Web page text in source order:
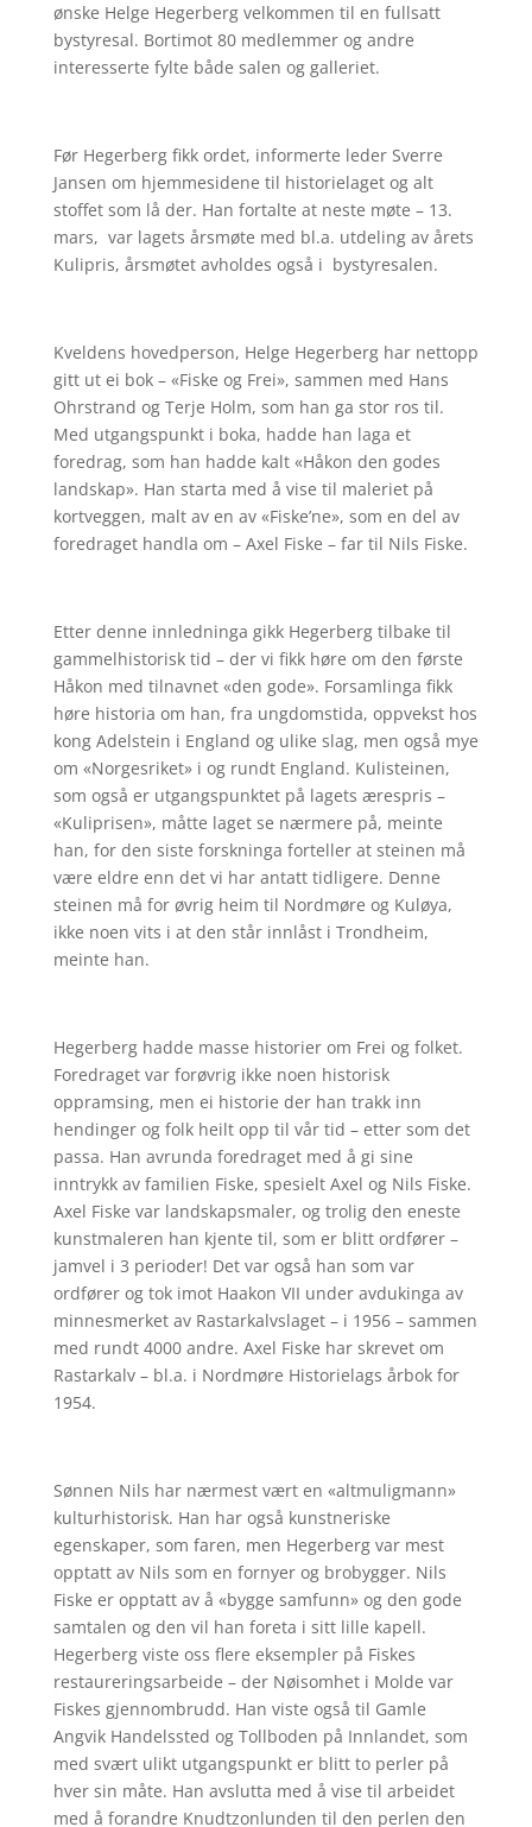
ønske Helge Hegerberg velkommen til en fullsatt
bystyresal. Bortimot 80 medlemmer og andre
interesserte fylte både salen og galleriet.
Før Hegerberg fikk ordet, informerte leder Sverre
Jansen om hjemmesidene til historielaget og alt
stoffet som lå der. Han fortalte at neste møte – 13.
mars, var lagets årsmøte med bl.a. utdeling av årets
Kulipris, årsmøtet avholdes også i bystyresalen.
Kveldens hovedperson, Helge Hegerberg har nettopp
gitt ut ei bok – «Fiske og Frei», sammen med Hans
Ohrstrand og Terje Holm, som han ga stor ros til.
Med utgangspunkt i boka, hadde han laga et
foredrag, som han hadde kalt «Håkon den godes
landskap». Han starta med å vise til maleriet på
kortveggen, malt av en av «Fiske’ne», som en del av
foredraget handla om – Axel Fiske – far til Nils Fiske.
Etter denne innledninga gikk Hegerberg tilbake til
gammelhistorisk tid – der vi fikk høre om den første
Håkon med tilnavnet «den gode». Forsamlinga fikk
høre historia om han, fra ungdomstida, oppvekst hos
kong Adelstein i England og ulike slag, men også mye
om «Norgesriket» i og rundt England. Kulisteinen,
som også er utgangspunktet på lagets ærespris –
«Kuliprisen», måtte laget se nærmere på, meinte
han, for den siste forskninga forteller at steinen må
være eldre enn det vi har antatt tidligere. Denne
steinen må for øvrig heim til Nordmøre og Kuløya,
ikke noen vits i at den står innlåst i Trondheim,
meinte han.
Hegerberg hadde masse historier om Frei og folket.
Foredraget var forøvrig ikke noen historisk
oppramsing, men ei historie der han trakk inn
hendinger og folk heilt opp til vår tid – etter som det
passa. Han avrunda foredraget med å gi sine
inntrykk av familien Fiske, spesielt Axel og Nils Fiske.
Axel Fiske var landskapsmaler, og trolig den eneste
kunstmaleren han kjente til, som er blitt ordfører –
jamvel i 3 perioder! Det var også han som var
ordfører og tok imot Haakon VII under avdukinga av
minnesmerket av Rastarkalvslaget – i 1956 – sammen
med rundt 4000 andre. Axel Fiske har skrevet om
Rastarkalv – bl.a. i Nordmøre Historielags årbok for
1954.
Sønnen Nils har nærmest vært en «altmuligmann»
kulturhistorisk. Han har også kunstneriske
egenskaper, som faren, men Hegerberg var mest
opptatt av Nils som en fornyer og brobygger. Nils
Fiske er opptatt av å «bygge samfunn» og den gode
samtalen og den vil han foreta i sitt lille kapell.
Hegerberg viste oss flere eksempler på Fiskes
restaureringsarbeide – der Nøisomhet i Molde var
Fiskes gjennombrudd. Han viste også til Gamle
Angvik Handelssted og Tollboden på Innlandet, som
med svært ulikt utgangspunkt er blitt to perler på
hver sin måte. Han avslutta med å vise til arbeidet
med å forandre Knudtzonlunden til den perlen den